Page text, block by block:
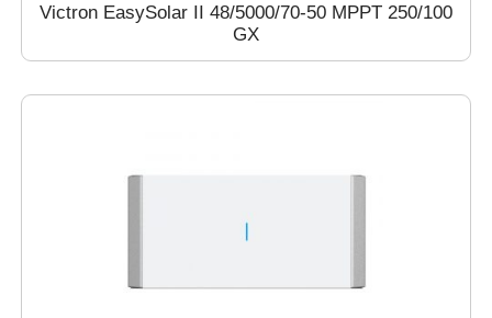
Victron EasySolar II 48/5000/70-50 MPPT 250/100
GX